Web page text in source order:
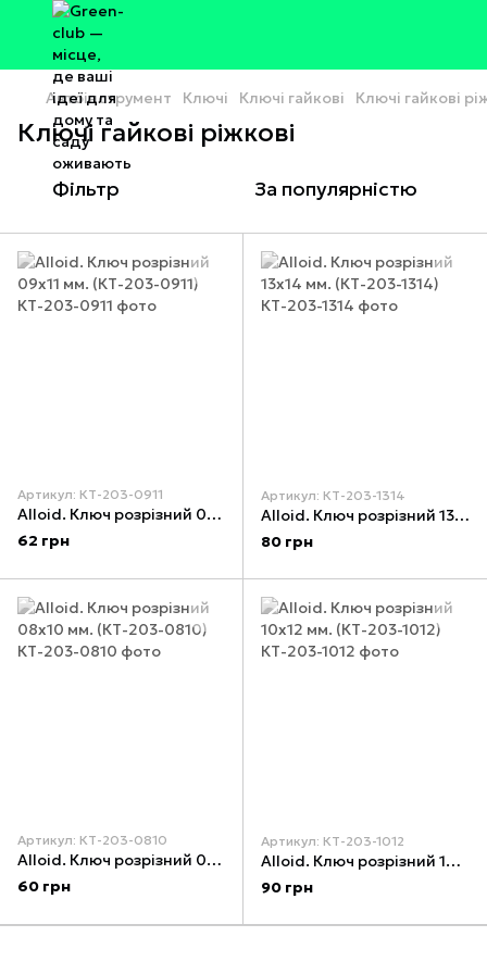
Автоінструмент Ключі Ключі гайкові Ключі гайкові
Ключі гайкові ріжкові
Фільтр За популярністю
Артикул: КТ-203-0911
Alloid. Ключ розрізний 09х11 мм. (КТ-203-0911)
62 грн
Артикул: КТ-203-1314
Alloid. Ключ розрізний 13х14 мм. (КТ-203-1314)
80 грн
Артикул: КТ-203-0810
Alloid. Ключ розрізний 08х10 мм. (КТ-203-0810)
60 грн
Артикул: КТ-203-1012
Alloid. Ключ розрізний 10х12 мм. (КТ-203-1012)
90 грн